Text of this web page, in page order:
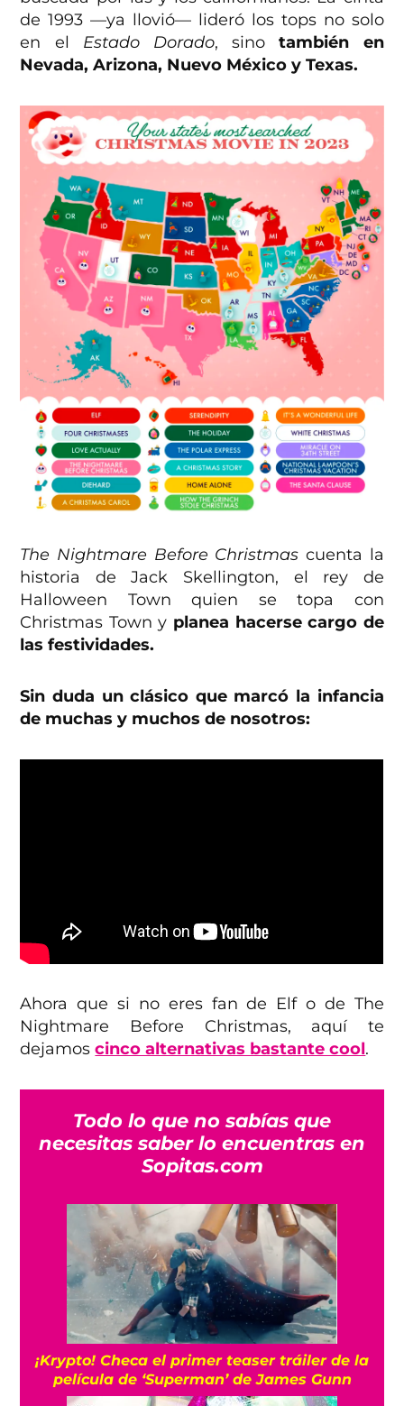
de 1993 —ya llovió— lideró los tops no solo
en el Estado Dorado, sinotambién en
Nevada, Arizona, Nuevo México y Texas.
The Nightmare Before Christmas cuenta la
historia de Jack Skellington, el rey de
Halloween Town quien se topa con
Christmas Town y planea hacerse cargo de
las festividades.
Sin duda un clásico que marcó la infancia
de muchas y muchos de nosotros:
Ahora que si no eres fan de Elf o de The
Nightmare Before Christmas, aquí te
dejamoscinco alternativas bastante cool.
Todo lo que no sabías que
necesitas saber lo encuentras en
Sopitas.com
¡Krypto! Checa el primer teaser tráiler de la
película de ‘Superman’ de James Gunn